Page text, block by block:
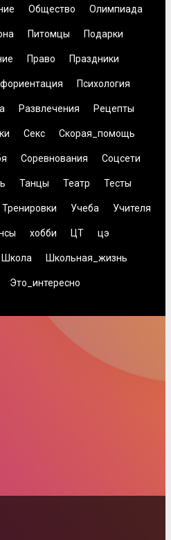
Общество Олимпиада
Питомцы Подарки
Право Праздники
Психология
Развлечения Рецепты
Секс Скорая_помощь
Соревнования Соцсети
Танцы Театр Тесты
Тренировки Учеба Учителя
хобби ЦТ цэ
Школа Школьная_жизнь
Это_интересно